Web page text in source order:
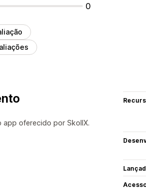
0
app oferecido por SkollX.